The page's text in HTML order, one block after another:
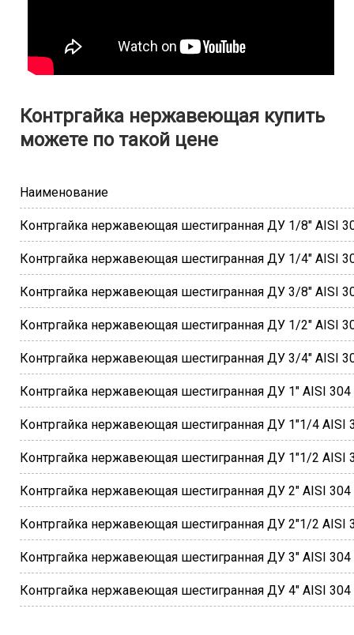
Контргайка нержавеющая купить
можете по такой цене
Наименование
Контргайка нержавеющая шестигранная ДУ 1/8" AISI
Контргайка нержавеющая шестигранная ДУ 1/4" AISI
Контргайка нержавеющая шестигранная ДУ 3/8" AISI
Контргайка нержавеющая шестигранная ДУ 1/2" AISI
Контргайка нержавеющая шестигранная ДУ 3/4" AISI
Контргайка нержавеющая шестигранная ДУ 1" AISI 304
Контргайка нержавеющая шестигранная ДУ 1"1/4 AISI
Контргайка нержавеющая шестигранная ДУ 1"1/2 AISI
Контргайка нержавеющая шестигранная ДУ 2" AISI 304
Контргайка нержавеющая шестигранная ДУ 2"1/2 AISI
Контргайка нержавеющая шестигранная ДУ 3" AISI 304
Контргайка нержавеющая шестигранная ДУ 4" AISI 304